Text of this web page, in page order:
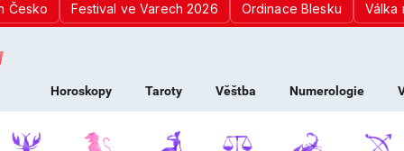
Česko Festival ve Varech 2026 Ordinace Blesku Válka
PRO ŽENY -
Horoskopy Taroty Věštba Numerologie